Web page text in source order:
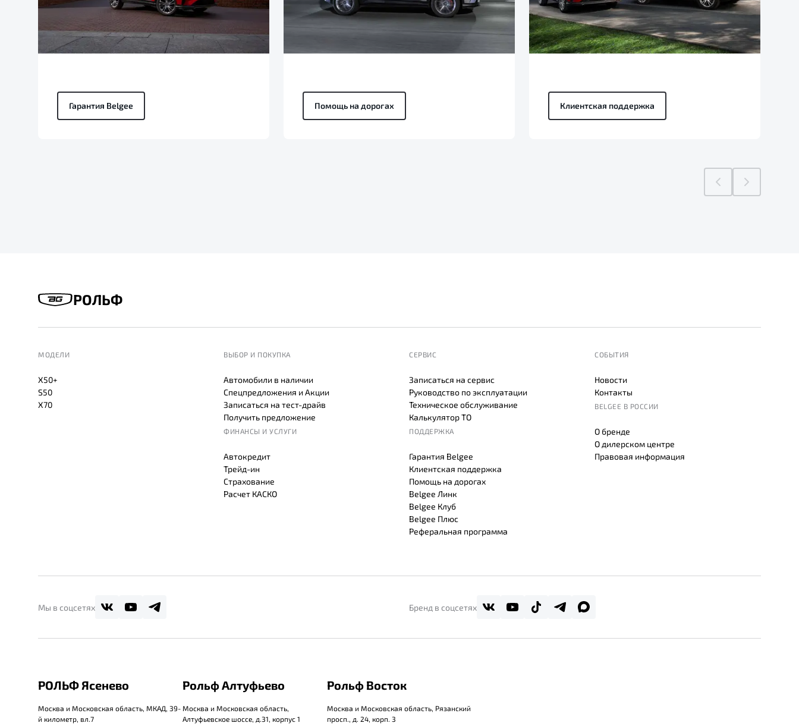
Гарантия Belgee Помощь на дорогах Клиентская поддержка
РОЛЬФ
МОДЕЛИ
X50+
S50
X70
ВЫБОР И ПОКУПКА
Автомобили в наличии
Спецпредложения и Акции
Записаться на тест-драйв
Получить предложение
ФИНАНСЫ И УСЛУГИ
Автокредит
Трейд-ин
Страхование
Расчет КАСКО
СЕРВИС
Записаться на сервис
Руководство по эксплуатации
Техническое обслуживание
Калькулятор ТО
ПОДДЕРЖКА
Гарантия Belgee
Клиентская поддержка
Помощь на дорогах
Belgee Линк
Belgee Клуб
Belgee Плюс
Реферальная программа
СОБЫТИЯ
Новости
Контакты
BELGEE В РОССИИ
О бренде
О дилерском центре
Правовая информация
Мы в соцсетях Бренд в соцсетях
РОЛЬФ Ясенево
Москва и Московская область, МКАД, 39-
й километр, вл.7
Рольф Алтуфьево
Москва и Московская область,
Алтуфьевское шоссе, д.31, корпус 1
Рольф Восток
Москва и Московская область, Рязанский
просп., д. 24, корп. 3